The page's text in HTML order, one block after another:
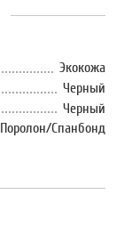
Экокожа
Черный
Черный
Поролон/Спанбонд